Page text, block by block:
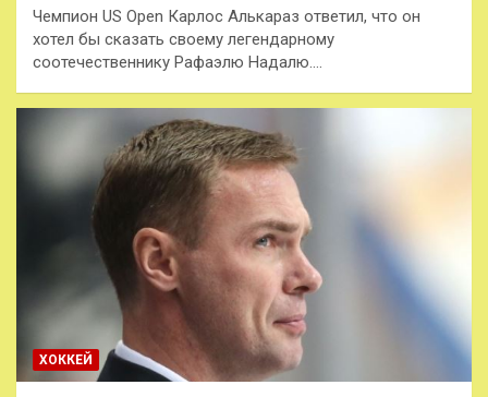
Чемпион US Open Карлос Алькараз ответил, что он
хотел бы сказать своему легендарному
соотечественнику Рафаэлю Надалю.…
ХОККЕЙ